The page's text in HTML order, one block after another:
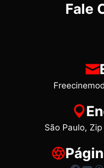
Fale
São Paulo,